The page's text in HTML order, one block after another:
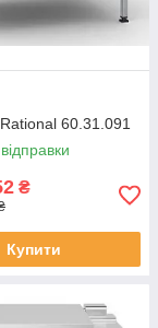
Rational 60.31.091
₴
Купити